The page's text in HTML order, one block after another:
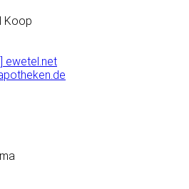
Koop
ewetel.net